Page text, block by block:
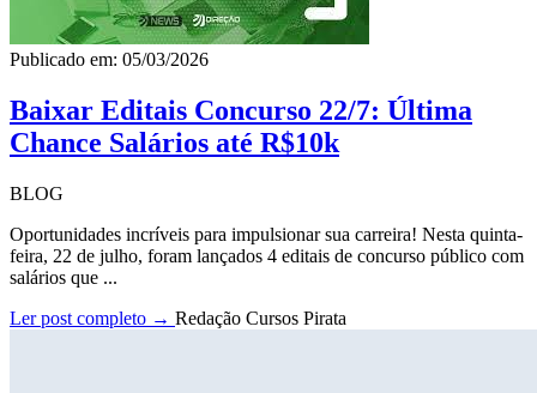
Publicado em: 05/03/2026
Baixar Editais Concurso 22/7: Última
Chance Salários até R$10k
BLOG
Oportunidades incríveis para impulsionar sua carreira! Nesta quinta-
feira, 22 de julho, foram lançados 4 editais de concurso público com
salários que ...
Ler post completo → Redação Cursos Pirata